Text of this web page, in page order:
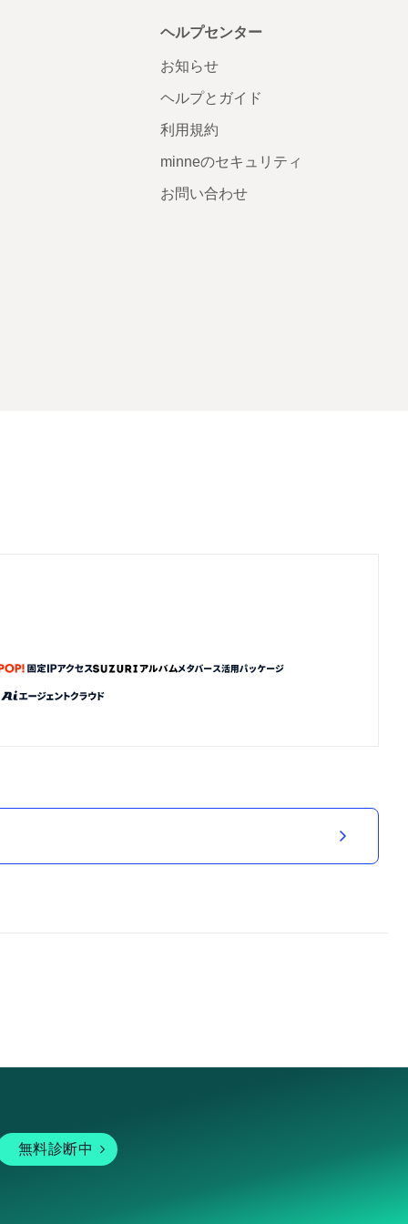
ヘルプセンター
お知らせ
ヘルプとガイド
利用規約
minneのセキュリティ
お問い合わせ
無料診断中